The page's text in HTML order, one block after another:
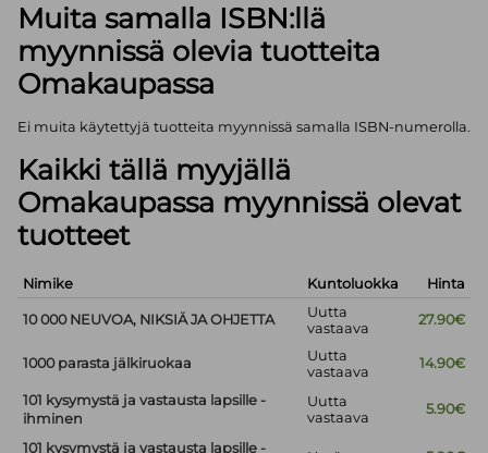
Muita samalla ISBN:llä
myynnissä olevia tuotteita
Omakaupassa
Ei muita käytettyjä tuotteita myynnissä samalla ISBN-numerolla.
Kaikki tällä myyjällä
Omakaupassa myynnissä olevat
tuotteet
Nimike Kuntoluokka Hinta
10 000 NEUVOA, NIKSIÄ JA OHJETTA
Uutta
vastaava
27.90€
1000 parasta jälkiruokaa
Uutta
vastaava
14.90€
101 kysymystä ja vastausta lapsille -
ihminen
Uutta
vastaava
5.90€
101 kysymystä ja vastausta lapsille -